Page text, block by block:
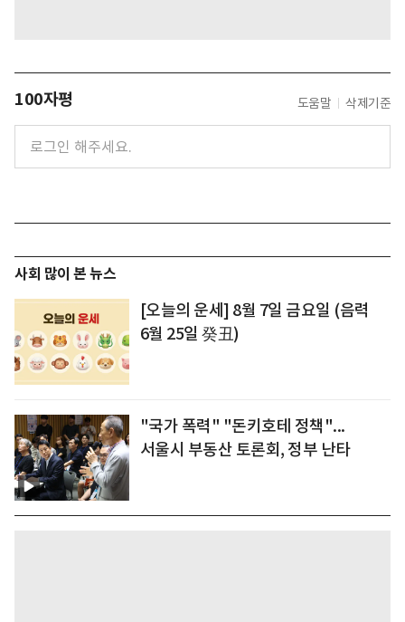
100자평 도움말 삭제기준
사회 많이 본 뉴스
[오늘의 운세] 8월 7일 금요일 (음력
6월 25일 癸丑)
"국가 폭력" "돈키호테 정책"...
서울시 부동산 토론회, 정부 난타